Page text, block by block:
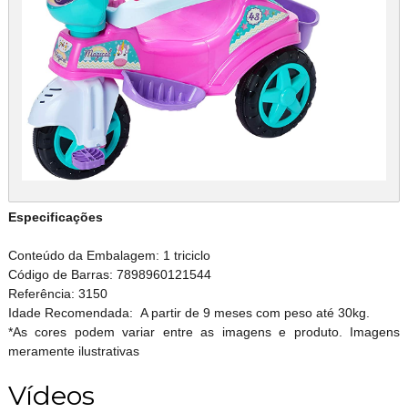
Especificações
Conteúdo da Embalagem: 1 triciclo
Código de Barras: 7898960121544
Referência: 3150
Idade Recomendada: A partir de 9 meses com peso até 30kg.
*As cores podem variar entre as imagens e produto. Imagens
meramente ilustrativas
Vídeos